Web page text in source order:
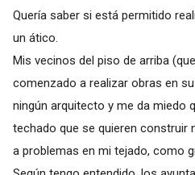
Quería saber si está permitido
un ático.
Mis vecinos del piso de arriba
comenzado a realizar obras en
ningún arquitecto y me da miedo
techado que se quieren construir
a problemas en mi tejado, como